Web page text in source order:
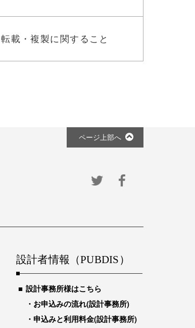
転載・複製に関すること
ページ上部へ
設計者情報（PUBDIS）
設計事務所様はこちら
お申込みの流れ(設計事務所)
申込みと利用料金(設計事務所)